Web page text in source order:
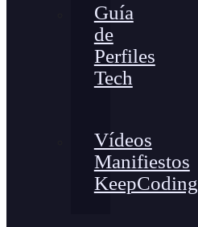
Guía
de
Perfiles
Tech
Vídeos
Manifiestos
KeepCoding